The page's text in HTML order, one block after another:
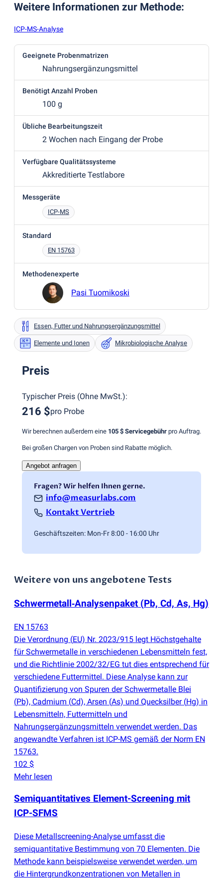
Weitere Informationen zur Methode:
ICP-MS-Analyse
Geeignete Probenmatrizen
Nahrungsergänzungsmittel
Benötigt Anzahl Proben
100 g
Übliche Bearbeitungszeit
2 Wochen nach Eingang der Probe
Verfügbare Qualitätssysteme
Akkreditierte Testlabore
Messgeräte
ICP-MS
Standard
EN 15763
Methodenexperte
Pasi Tuomikoski
Essen, Futter und Nahrungsergänzungsmittel
Elemente und Ionen Mikrobiologische Analyse
Preis
Typischer Preis (Ohne MwSt.):
216 $pro Probe
Wir berechnen außerdem eine 105 $ Servicegebühr pro Auftrag.
Bei großen Chargen von Proben sind Rabatte möglich.
Angebot anfragen
Fragen? Wir helfen Ihnen gerne.
info@measurlabs.com
Kontakt Vertrieb
Geschäftszeiten: Mon-Fr 8:00 - 16:00 Uhr
Weitere von uns angebotene Tests
Schwermetall‑Analysenpaket (Pb, Cd, As, Hg)
EN 15763
Die Verordnung (EU) Nr. 2023/915 legt Höchstgehalte
für Schwermetalle in verschiedenen Lebensmitteln fest,
und die Richtlinie 2002/32/EG tut dies entsprechend für
verschiedene Futtermittel. Diese Analyse kann zur
Quantifizierung von Spuren der Schwermetalle Blei
(Pb), Cadmium (Cd), Arsen (As) und Quecksilber (Hg) in
Lebensmitteln, Futtermitteln und
Nahrungsergänzungsmitteln verwendet werden. Das
angewandte Verfahren ist ICP-MS gemäß der Norm EN
15763.
102 $
Mehr lesen
Semiquantitatives Element-Screening mit
ICP-SFMS
Diese Metallscreening-Analyse umfasst die
semiquantitative Bestimmung von 70 Elementen. Die
Methode kann beispielsweise verwendet werden, um
die Hintergrundkonzentrationen von Metallen in